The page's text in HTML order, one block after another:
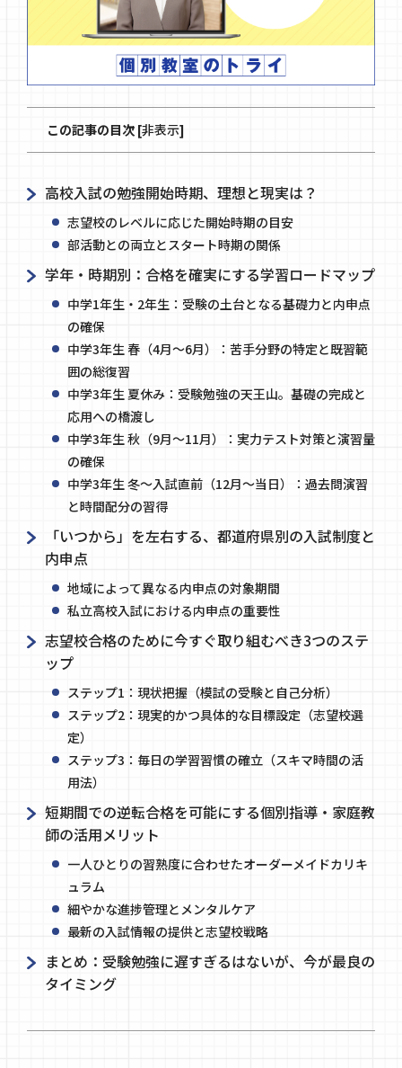
この記事の目次 [非表示]
高校入試の勉強開始時期、理想と現実は？
志望校のレベルに応じた開始時期の目安
部活動との両立とスタート時期の関係
学年・時期別：合格を確実にする学習ロードマップ
中学1年生・2年生：受験の土台となる基礎力と内申点
の確保
中学3年生 春（4月〜6月）：苦手分野の特定と既習範
囲の総復習
中学3年生 夏休み：受験勉強の天王山。基礎の完成と
応用への橋渡し
中学3年生 秋（9月〜11月）：実力テスト対策と演習量
の確保
中学3年生 冬〜入試直前（12月〜当日）：過去問演習
と時間配分の習得
「いつから」を左右する、都道府県別の入試制度と
内申点
地域によって異なる内申点の対象期間
私立高校入試における内申点の重要性
志望校合格のために今すぐ取り組むべき3つのステ
ップ
ステップ1：現状把握（模試の受験と自己分析）
ステップ2：現実的かつ具体的な目標設定（志望校選
定）
ステップ3：毎日の学習習慣の確立（スキマ時間の活
用法）
短期間での逆転合格を可能にする個別指導・家庭教
師の活用メリット
一人ひとりの習熟度に合わせたオーダーメイドカリキ
ュラム
細やかな進捗管理とメンタルケア
最新の入試情報の提供と志望校戦略
まとめ：受験勉強に遅すぎるはないが、今が最良の
タイミング